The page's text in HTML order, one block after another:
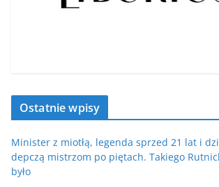
Ostatnie wpisy
Minister z miotłą, legenda sprzed 21 lat i
depczą mistrzom po piętach. Takiego
było